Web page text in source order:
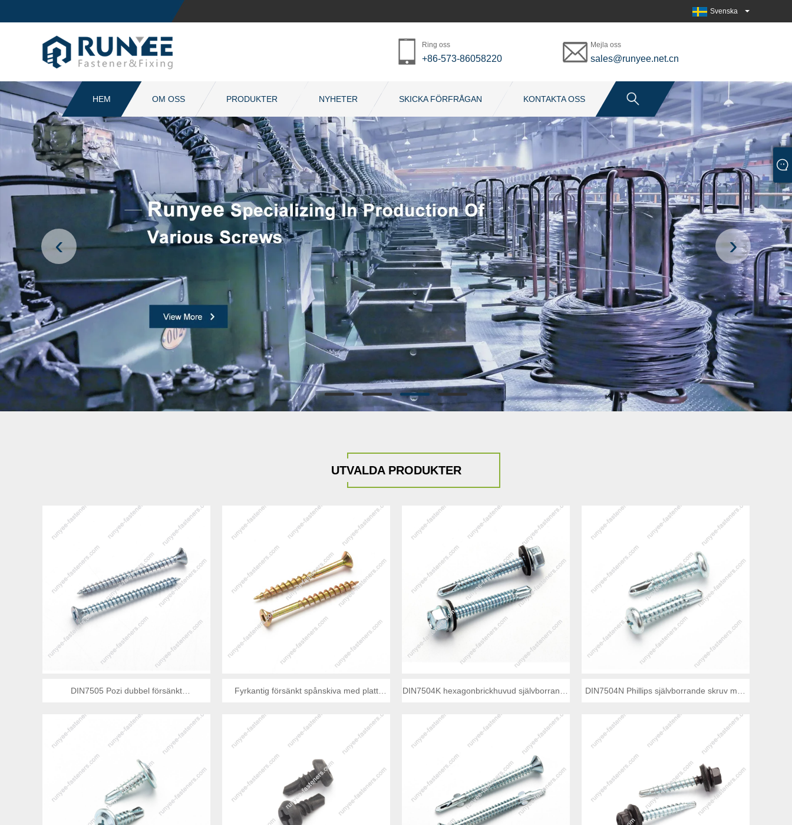
Svenska
Ring oss
+86-573-86058220
Mejla oss
sales@runyee.net.cn
HEM OM OSS PRODUKTER NYHETER SKICKA FÖRFRÅGAN KONTAKTA OSS
‹ ›
UTVALDA PRODUKTER
DIN7505 Pozi dubbel försänkt
spånskiveskruv med platt huvud
Fyrkantig försänkt spånskiva med platt
huvud, grov gänga
DIN7504K hexagonbrickhuvud självborrande DIN7504N Phillips självborrande skruv med
pannhuvud